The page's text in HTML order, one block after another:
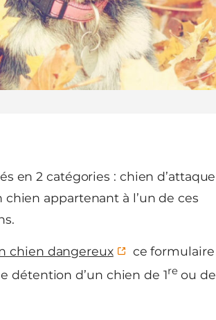
en 2 catégories : chien d’attaque
appartenant à l’un de ces
chien dangereux
ce formulaire
détention d’un chien de 1re ou de